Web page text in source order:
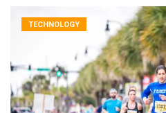
TECHNOLOGY